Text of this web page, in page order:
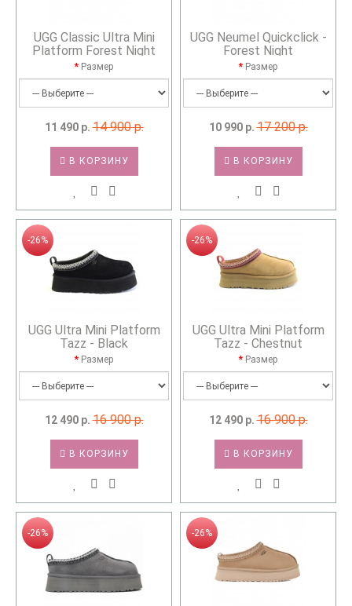
UGG Classic Ultra Mini
Platform Forest Night
Размер
11 490 р. 14 900 р.
В КОРЗИНУ
UGG Neumel Quickclick -
Forest Night
Размер
10 990 р. 17 200 р.
В КОРЗИНУ
-26%
UGG Ultra Mini Platform
Tazz - Black
Размер
12 490 р. 16 900 р.
В КОРЗИНУ
-26%
UGG Ultra Mini Platform
Tazz - Chestnut
Размер
12 490 р. 16 900 р.
В КОРЗИНУ
-26% -26%